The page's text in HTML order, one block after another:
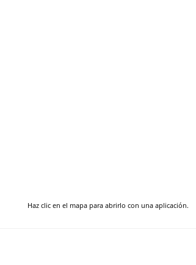
Haz clic en el mapa para abrirlo con una aplicación.